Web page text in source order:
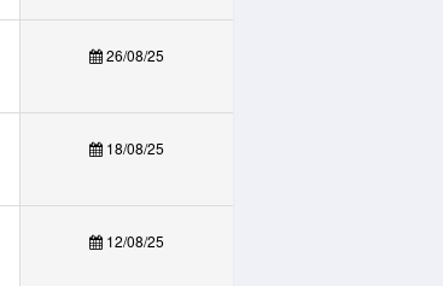
26/08/25
18/08/25
12/08/25